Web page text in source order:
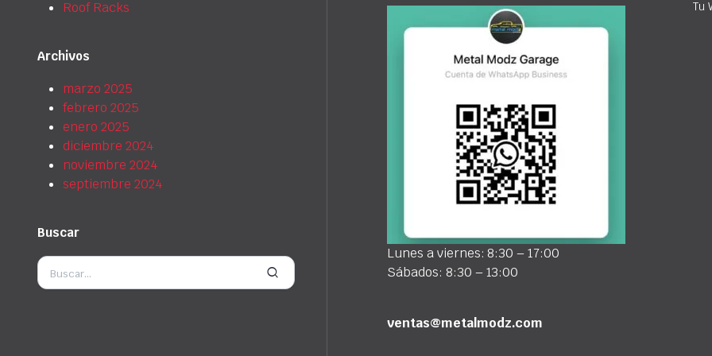
Roof Racks
Archivos
marzo 2025
febrero 2025
enero 2025
diciembre 2024
noviembre 2024
septiembre 2024
Buscar
Lunes a viernes: 8:30 – 17:00
Sábados: 8:30 – 13:00
ventas@metalmodz.com
Tu